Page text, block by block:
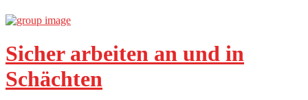
Sicher arbeiten an und in
Schächten